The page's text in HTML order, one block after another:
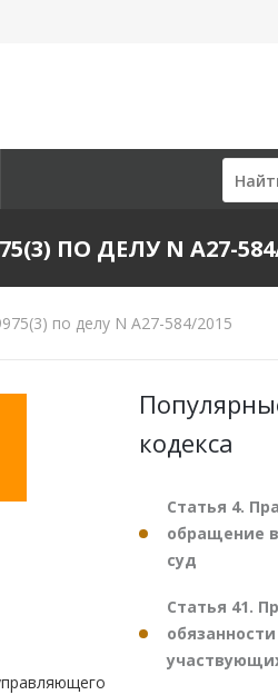
ПО ДЕЛУ N А27-
по делу N А27-584/2015
кодекса
Статья 4.
обращение
суд
Статья 41.